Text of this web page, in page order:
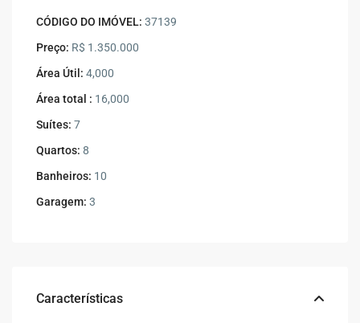
CÓDIGO DO IMÓVEL: 37139
Preço: R$ 1.350.000
Área Útil: 4,000
Área total : 16,000
Suítes: 7
Quartos: 8
Banheiros: 10
Garagem: 3
Características